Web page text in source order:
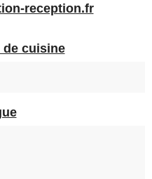
reception.fr
cuisine